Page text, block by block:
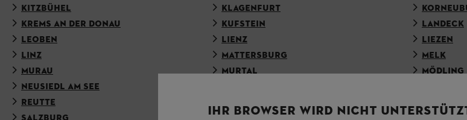
KITZBÜHEL
KLAGENFURT
KREMS AN DER DONAU
KUFSTEIN LANDECK
LEOBEN
LIENZ LIEZEN
LINZ
MATTERSBURG MELK
MURAU
MURTAL MÖDLING
NEUSIEDL AM SEE
REUTTE
ROHRBACH
SALZBURG
SCHEIBBS SCHWAZ
IHR BROWSER WIRD NICHT